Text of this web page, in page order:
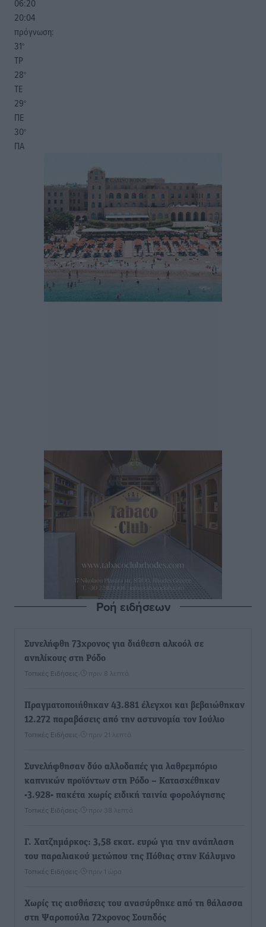
06:20
20:04
πρόγνωση:
31°
ΤΡ
28°
ΤΕ
29°
ΠΕ
30°
ΠΑ
Ροή ειδήσεων
Συνελήφθη 73χρονος για διάθεση αλκοόλ σε
ανηλίκους στη Ρόδο
Τοπικές Ειδήσεις πριν 8 λεπτά
Πραγματοποιήθηκαν 43.881 έλεγχοι και βεβαιώθηκαν
12.272 παραβάσεις από την αστυνομία τον Ιούλιο
Τοπικές Ειδήσεις πριν 21 λεπτά
Συνελήφθησαν δύο αλλοδαπές για λαθρεμπόριο
καπνικών προϊόντων στη Ρόδο – Κατασχέθηκαν
-3.928- πακέτα χωρίς ειδική ταινία φορολόγησης
Τοπικές Ειδήσεις πριν 38 λεπτά
Γ. Χατζημάρκος: 3,58 εκατ. ευρώ για την ανάπλαση
του παραλιακού μετώπου της Πόθιας στην Κάλυμνο
Τοπικές Ειδήσεις πριν 1 ώρα
Χωρίς τις αισθήσεις του ανασύρθηκε από τη θάλασσα
στη Ψαροπούλα 72χρονος Σουηδός